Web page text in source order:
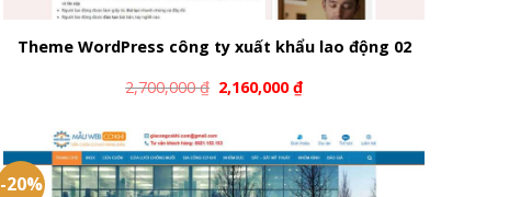
Theme WordPress công ty xuất khẩu lao động 02
2,700,000₫ 2,160,000₫
-20%